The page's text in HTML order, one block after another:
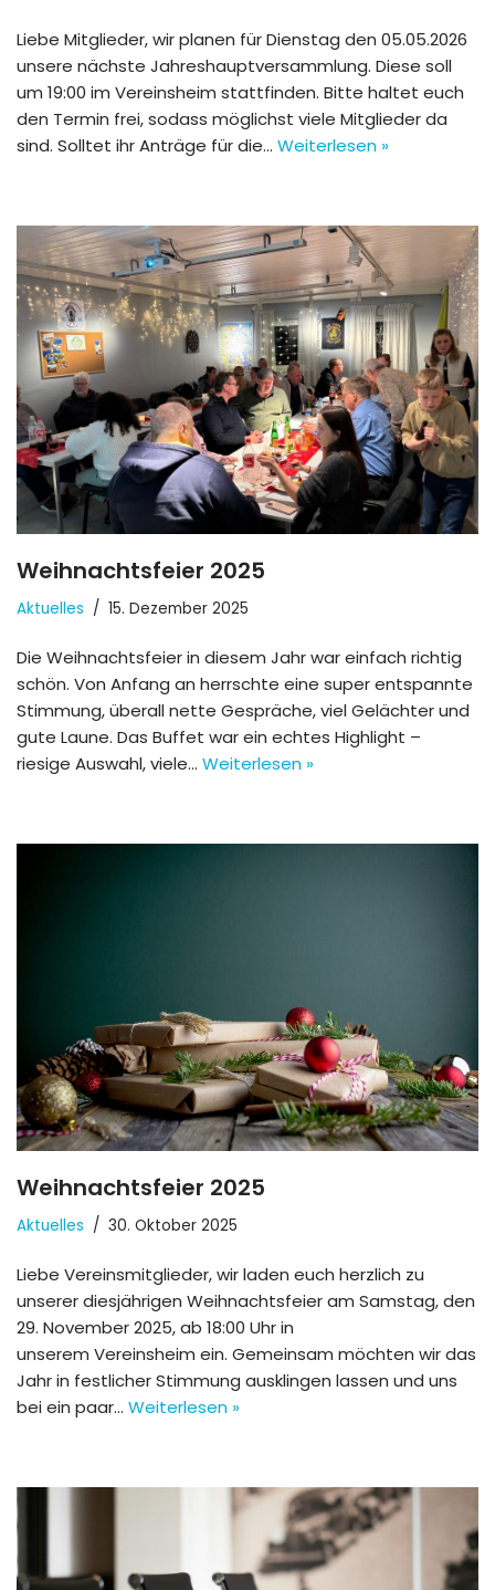
Liebe Mitglieder, wir planen für Dienstag den 05.05.2026
unsere nächste Jahreshauptversammlung. Diese soll
um 19:00 im Vereinsheim stattfinden. Bitte haltet euch
den Termin frei, sodass möglichst viele Mitglieder da
sind. Solltet ihr Anträge für die… Weiterlesen »
Weihnachtsfeier 2025
Aktuelles 15. Dezember 2025
Die Weihnachtsfeier in diesem Jahr war einfach richtig
schön. Von Anfang an herrschte eine super entspannte
Stimmung, überall nette Gespräche, viel Gelächter und
gute Laune. Das Buffet war ein echtes Highlight –
riesige Auswahl, viele… Weiterlesen »
Weihnachtsfeier 2025
Aktuelles 30. Oktober 2025
Liebe Vereinsmitglieder, wir laden euch herzlich zu
unserer diesjährigen Weihnachtsfeier am Samstag, den
29. November 2025, ab 18:00 Uhr in
unserem Vereinsheim ein. Gemeinsam möchten wir das
Jahr in festlicher Stimmung ausklingen lassen und uns
bei ein paar… Weiterlesen »